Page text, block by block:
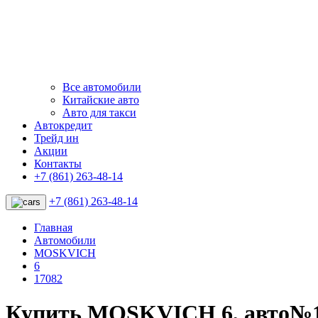
Все автомобили
Китайские авто
Авто для такси
Автокредит
Трейд ин
Акции
Контакты
+7 (861) 263-48-14
+7 (861) 263-48-14
Главная
Автомобили
MOSKVICH
6
17082